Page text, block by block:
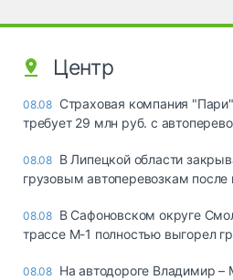
Центр
08.08 Страховая компания
требует 29 млн руб. с
08.08 В Липецкой области
грузовым автоперевозкам после
08.08 В Сафоновском округе
трассе М-1 полностью выгорел
08.08 На автодороге Владимир